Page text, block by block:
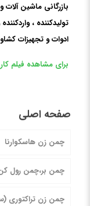
بازرگانی ماشین
تولیدکننده ،
ادوات و تجهیزات
برای مشاهده فیلم
صفحه اصلی
چمن زن هاسکوارنا
چمن بر،چمن رول کن
چمن زن تراکتوری